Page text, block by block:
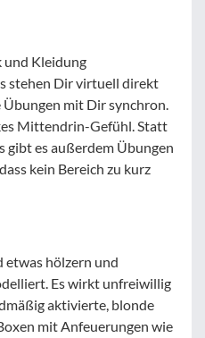
und Kleidung
stehen Dir virtuell direkt
Übungen mit Dir synchron.
Mittendrin-Gefühl. Statt
gibt es außerdem Übungen
kein Bereich zu kurz
etwas hölzern und
Es wirkt unfreiwillig
aktivierte, blonde
mit Anfeuerungen wie